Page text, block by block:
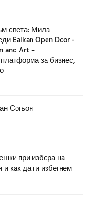
света: Мила
Balkan Open Door -
and Art –
за бизнес,
Согьон
при избора на
как да ги избегнем